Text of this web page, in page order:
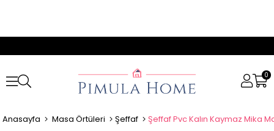
0
Anasayfa Masa Örtüleri Şeffaf